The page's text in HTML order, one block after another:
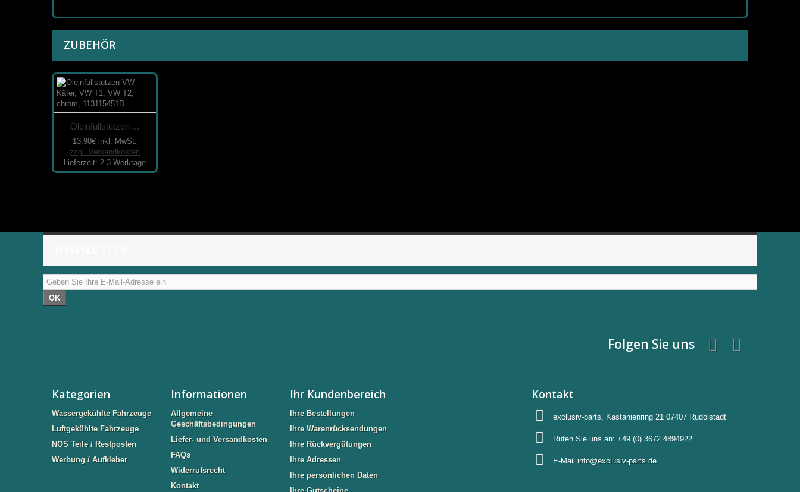
ZUBEHÖR
Öleinfüllstutzen ...
13,90€ inkl. MwSt.
zzgl. Versandkosten
Lieferzeit: 2-3 Werktage
OK
Folgen Sie uns
Kategorien
Wassergekühlte Fahrzeuge
Luftgekühlte Fahrzeuge
NOS Teile / Restposten
Werbung / Aufkleber
Informationen
Allgemeine
Geschäftsbedingungen
Liefer- und Versandkosten
FAQs
Widerrufsrecht
Kontakt
Ihr Kundenbereich
Ihre Bestellungen
Ihre Warenrücksendungen
Ihre Rückvergütungen
Ihre Adressen
Ihre persönlichen Daten
Kontakt
exclusiv-parts, Kastanienring 21 07407 Rudolstadt
Rufen Sie uns an: +49 (0) 3672 4894922
E-Mail info@exclusiv-parts.de